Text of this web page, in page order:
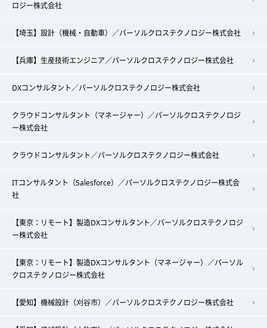
ロジー株式会社
【埼玉】設計（機械・自動車）／パーソルクロステクノロジー株式会社
【兵庫】生産技術エンジニア／パーソルクロステクノロジー株式会社
DXコンサルタント／パーソルクロステクノロジー株式会社
クラウドコンサルタント（マネージャー）／パーソルクロステクノロジ
ー株式会社
クラウドコンサルタント／パーソルクロステクノロジー株式会社
ITコンサルタント（Salesforce）／パーソルクロステクノロジー株式会
社
【東京：リモート】製造DXコンサルタント／パーソルクロステクノロジ
ー株式会社
【東京：リモート】製造DXコンサルタント（マネージャー）／パーソル
クロステクノロジー株式会社
【愛知】機械設計（刈谷市）／パーソルクロステクノロジー株式会社